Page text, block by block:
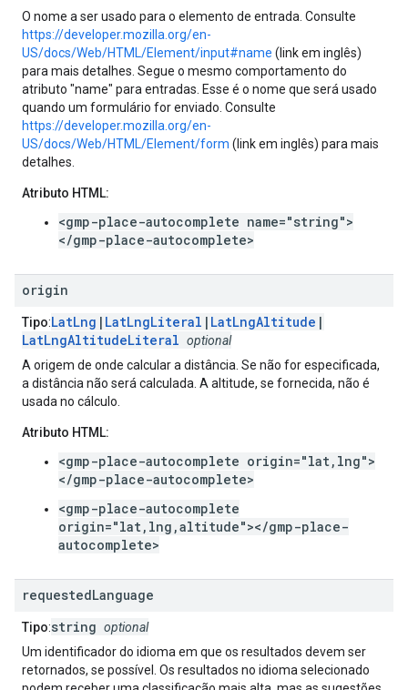
O nome a ser usado para o elemento de entrada. Consulte
https://developer.mozilla.org/en-
US/docs/Web/HTML/Element/input#name (link em inglês)
para mais detalhes. Segue o mesmo comportamento do
atributo "name" para entradas. Esse é o nome que será usado
quando um formulário for enviado. Consulte
https://developer.mozilla.org/en-
US/docs/Web/HTML/Element/form (link em inglês) para mais
detalhes.
Atributo HTML:
<gmp-place-autocomplete name="string">
</gmp-place-autocomplete>
origin
Tipo:LatLng | LatLngLiteral | LatLngAltitude |
LatLngAltitudeLiteral optional
A origem de onde calcular a distância. Se não for especificada,
a distância não será calculada. A altitude, se fornecida, não é
usada no cálculo.
Atributo HTML:
<gmp-place-autocomplete origin="lat,lng">
</gmp-place-autocomplete>
<gmp-place-autocomplete
origin="lat,lng,altitude"></gmp-place-
autocomplete>
requestedLanguage
Tipo:string optional
Um identificador do idioma em que os resultados devem ser
retornados, se possível. Os resultados no idioma selecionado